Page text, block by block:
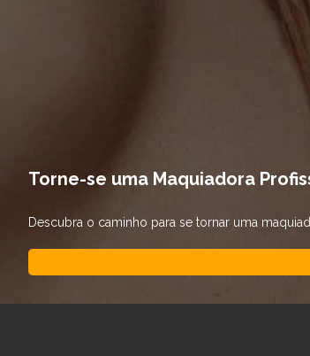
Torne-se uma Maquiadora
Descubra o caminho para se tornar uma